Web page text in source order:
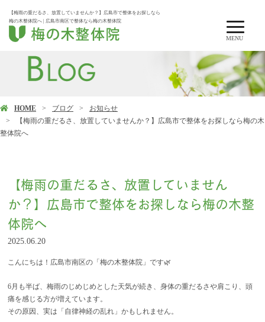
MENU
【梅雨の重だるさ、放置していませんか？】広島市で整体をお探しなら
梅の木整体院へ | 広島市南区で整体なら梅の木整体院
HOME ブログ
お知らせ
【梅雨の重だるさ、放置していませんか？】広島市で整体をお探しなら梅の木
整体院へ
【梅雨の重だるさ、放置していません
か？】広島市で整体をお探しなら梅の木整
体院へ
2025.06.20
こんにちは！広島市南区の「梅の木整体院」です🌿
6月も半ば、梅雨のじめじめとした天気が続き、身体の重だるさや肩こり、頭
痛を感じる方が増えています。
その原因、実は「自律神経の乱れ」かもしれません。